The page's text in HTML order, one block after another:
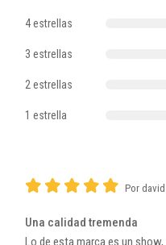
4 estrellas
3 estrellas
2 estrellas
1 estrella
Por david
Una calidad tremenda
Lo de esta marca es un